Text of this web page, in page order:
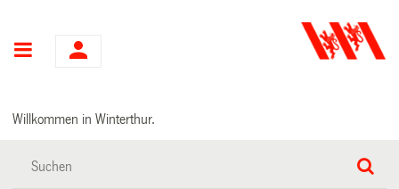
Hauptnavigation
Willkommen in Winterthur.